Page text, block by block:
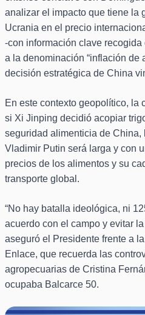
analizar el impacto que tiene la
Ucrania en el precio
-con información clave
a la denominación “inflación de
decisión estratégica de China
En este contexto geopolítico, la
si Xi Jinping decidió acopiar
seguridad alimenticia de China,
Vladimir Putin será larga y con
precios de los alimentos y su
transporte global.
“No hay batalla ideológica, ni
acuerdo con el campo y evitar
aseguró el Presidente frente a
Enlace, que recuerda las
agropecuarias de Cristina
ocupaba Balcarce 50.